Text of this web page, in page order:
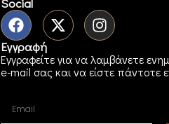
Social
Εγγραφή
Εγγραφείτε για να λαμβάνετε
e-mail σας και να είστε πάντοτε